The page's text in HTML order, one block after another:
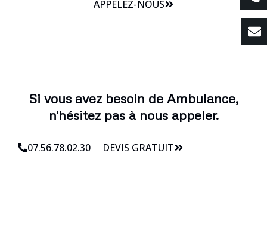
APPELEZ-NOUS
Si vous avez besoin de Ambulance,
n'hésitez pas à nous appeler.
07.56.78.02.30 DEVIS GRATUIT